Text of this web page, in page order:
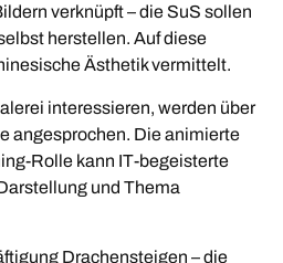
verknüpft – die SuS sollen
herstellen. Auf diese
Ästhetik vermittelt.
interessieren, werden über
angesprochen. Die animierte
Rolle kann IT-begeisterte
und Thema
Drachensteigen – die